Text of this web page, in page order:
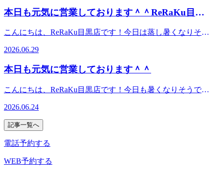
予約状況は都度変わりますのでご注意ください。スタッフ一
同心よりお待ちしております。最後までお読みいただいてあ
りがとうございます。Re.Ra.Ku目黒店12：30～21：00（最終
駅近＃JR山手線＃都営三田線＃東急目黒線＃東京メトロ南
なので、写真に撮って楽しんだりしています。些細な楽しみ
を日常の中に取り入れると気分が変わるのでおすすめです。
ReRaKu目黒店は本日も皆様のご来店を笑顔でお待ちしてお
ります！７月１日（水）空き状況１２時４０分よりご予約い
さい。スタッフ一同心よりお待ちしております。最後までお
読みいただいてありがとうございます。Re.Ra.Ku目黒店12：
30～21：00（最終受付20：20）TEL．．．03-3491-0212＃目
線＃東京メトロ南北線＃もみほぐし＃リラクゼーション＃肩
本日も元気に営業しております＾＾ReRaKu目黒
こんにちは、ReRaKu目黒店です！今日は蒸し暑くなりそう
り、頭が重く感じられたりするかと思います。ゆっくりお風
呂に入ったり、温かい物を食べたり、有酸素運動をしたり、
リラックスして過ごせたら良いのですが…そんな時間が取れ
日も皆様のご来店を笑顔でお待ちしております！ ６月２９
日（月）空き状況１5時０５分よりご予約いただけます。※
ご予約状況は都度変わりますのでご注意ください。スタッフ
一同心よりお待ちしております。最後までお読みいただいて
ありがとうございます。Re.Ra.Ku目黒店12：30～21：00（最
終受付20：20）TEL．．．03-3491-0212＃目黒＃目黒川＃目
南北線＃もみほぐし＃リラクゼーション＃肩こり＃土日祝営
2026.06.29
本日も元気に営業しております＾＾
こんにちは、ReRaKu目黒店です！今日も暑くなりそうです
気になりますが、体調お変わりありませんか？早くもエアコ
ンによる冷えを感じている方もいらっしゃいます。そんな時
にも、リラックスして体調整えてみませんか？今日も
ReRaKu目黒店は皆様のご来店を笑顔でお待ちしておりま
ただけます。※ご予約状況は都度変わりますのでご注意くだ
2026.06.24
記事一覧へ
電話予約する
WEB予約する